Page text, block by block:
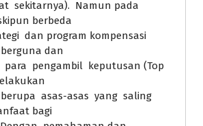
sekitarnya). Namun pada
berbeda
dan program kompensasi
dan
pengambil keputusan (Top
asas-asas yang saling
bagi